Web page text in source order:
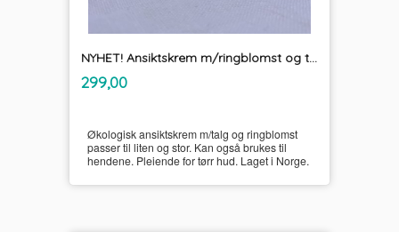
NYHET! Ansiktskrem m/ringblomst og talg økologisk Unikum
Pris
299,00mva.
Økologisk ansiktskrem m/talg og ringblomst
passer til liten og stor. Kan også brukes til
hendene. Pleiende for tørr hud. Laget i Norge.